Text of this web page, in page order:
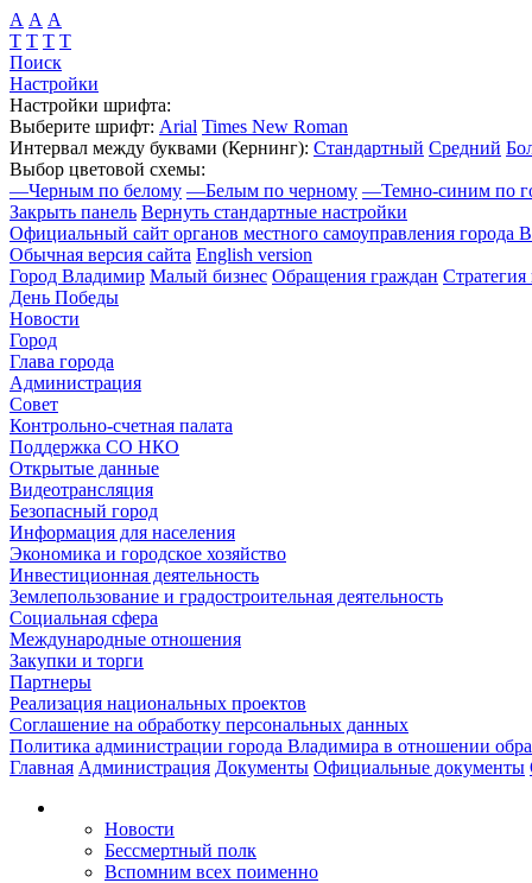
А А А
Т Т Т Т
Поиск
Настройки
Настройки шрифта:
Выберите шрифт: Arial Times New Roman
Интервал между буквами (Кернинг): Стандартный Средний
Выбор цветовой схемы:
—Черным по белому —Белым по черному —Темно-синим по
Закрыть панель Вернуть стандартные настройки
Официальный сайт органов местного самоуправления города
Обычная версия сайта English version
Город Владимир Малый бизнес Обращения граждан Стратегия
День Победы
Новости
Город
Глава города
Администрация
Совет
Контрольно-счетная палата
Поддержка СО НКО
Открытые данные
Видеотрансляция
Безопасный город
Информация для населения
Экономика и городское хозяйство
Инвестиционная деятельность
Землепользование и градостроительная деятельность
Социальная сфера
Международные отношения
Закупки и торги
Партнеры
Реализация национальных проектов
Соглашение на обработку персональных данных
Политика администрации города Владимира в отношении
Главная Администрация Документы Официальные документы
Новости
Бессмертный полк
Вспомним всех поименно